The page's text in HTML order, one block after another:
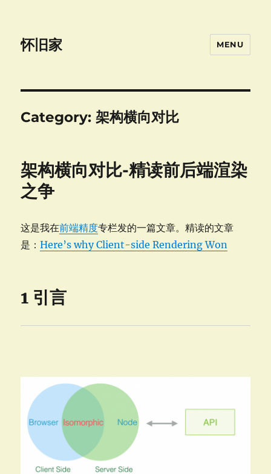
怀旧家 MENU
Category: 架构横向对比
架构横向对比-精读前后端渲染
之争
这是我在前端精度专栏发的一篇文章。精读的文章
是：Here’s why Client-side Rendering Won
1 引言